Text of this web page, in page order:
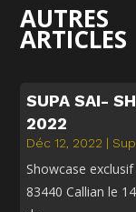
AUTRES
ARTICLES
SUPA SAI-
2022
Déc 12, 2022 |
Showcase
83440 Callian le